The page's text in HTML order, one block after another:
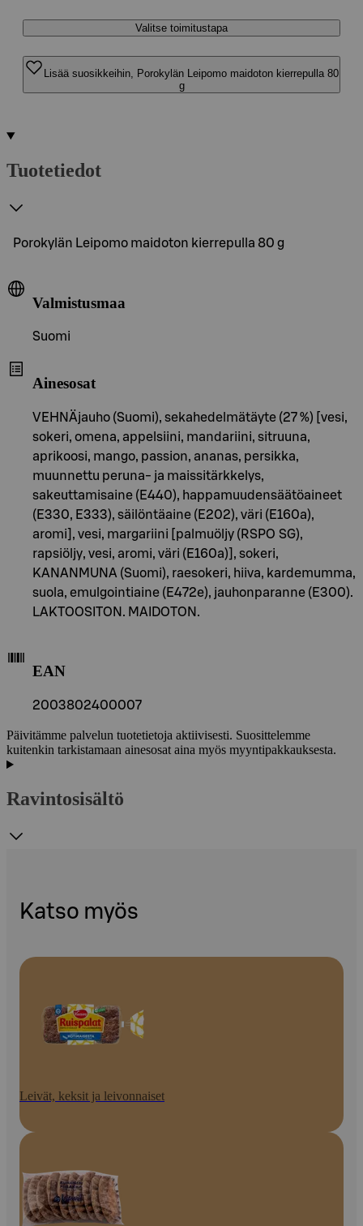
Valitse toimitustapa
Lisää suosikkeihin, Porokylän Leipomo maidoton kierrepulla 80
g
Tuotetiedot
Porokylän Leipomo maidoton kierrepulla 80 g
Valmistusmaa
Suomi
Ainesosat
VEHNÄjauho (Suomi), sekahedelmätäyte (27 %) [vesi,
sokeri, omena, appelsiini, mandariini, sitruuna,
aprikoosi, mango, passion, ananas, persikka,
muunnettu peruna- ja maissitärkkelys,
sakeuttamisaine (E440), happamuudensäätöaineet
(E330, E333), säilöntäaine (E202), väri (E160a),
aromi], vesi, margariini [palmuöljy (RSPO SG),
rapsiöljy, vesi, aromi, väri (E160a)], sokeri,
KANANMUNA (Suomi), raesokeri, hiiva, kardemumma,
suola, emulgointiaine (E472e), jauhonparanne (E300).
LAKTOOSITON. MAIDOTON.
EAN
2003802400007
Päivitämme palvelun tuotetietoja aktiivisesti. Suosittelemme
kuitenkin tarkistamaan ainesosat aina myös myyntipakkauksesta.
Ravintosisältö
Katso myös
Leivät, keksit ja leivonnaiset